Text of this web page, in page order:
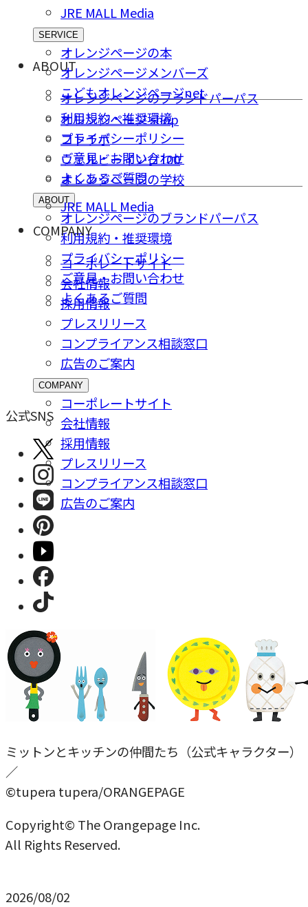
JRE MALL Media
SERVICE
オレンジページの本
オレンジページメンバーズ
こどもオレンジページnet
オレンジページ shop
コトラボ
ウェルビーイング100
オレンジページの学校
JRE MALL Media
ABOUT
オレンジページのブランドパーパス
利用規約・推奨環境
プライバシーポリシー
ご意⾒・お問い合わせ
よくあるご質問
ABOUT
オレンジページのブランドパーパス
利用規約・推奨環境
プライバシーポリシー
ご意⾒・お問い合わせ
よくあるご質問
COMPANY
コーポレートサイト
会社情報
採⽤情報
プレスリリース
コンプライアンス相談窓⼝
広告のご案内
COMPANY
コーポレートサイト
会社情報
採⽤情報
プレスリリース
コンプライアンス相談窓⼝
広告のご案内
公式SNS
ミットンとキッチンの仲間たち（公式キャラクター）
／
©tupera tupera/ORANGEPAGE
Copyright© The Orangepage Inc.
All Rights Reserved.
2026/08/02